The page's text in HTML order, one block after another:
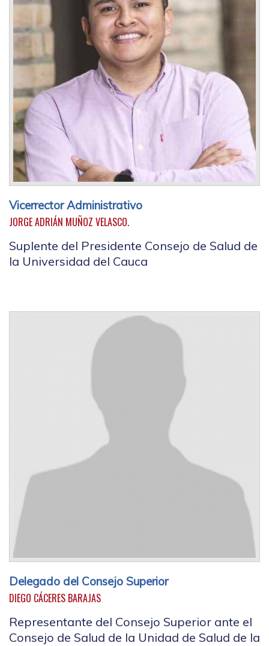
Vicerrector Administrativo
JORGE ADRIÁN MUÑOZ VELASCO.
Suplente del Presidente Consejo de Salud de
la Universidad del Cauca
Delegado del Consejo Superior
DIEGO CÁCERES BARAJAS
Representante del Consejo Superior ante el
Consejo de Salud de la Unidad de Salud de la